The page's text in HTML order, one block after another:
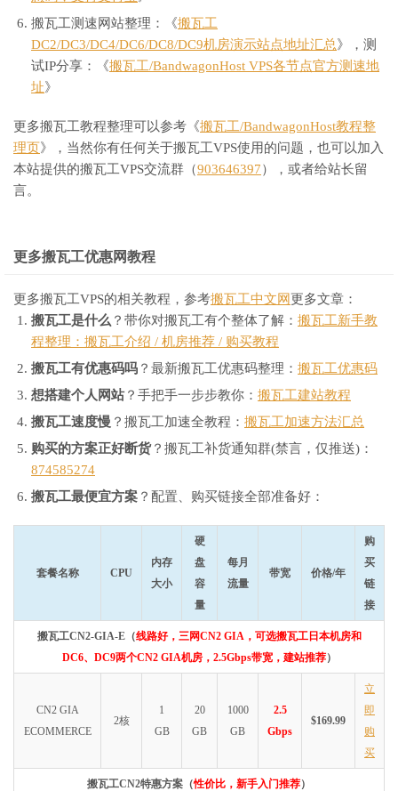
搬瓦工测速网站整理：《搬瓦工
DC2/DC3/DC4/DC6/DC8/DC9机房演示站点地址汇总》，测
试IP分享：《搬瓦工/BandwagonHost VPS各节点官方测速地
址》
更多搬瓦工教程整理可以参考《搬瓦工/BandwagonHost教程整
理页》，当然你有任何关于搬瓦工VPS使用的问题，也可以加入
本站提供的搬瓦工VPS交流群（903646397），或者给站长留
言。
更多搬瓦工优惠网教程
更多搬瓦工VPS的相关教程，参考搬瓦工中文网 更多文章：
搬瓦工是什么 ？带你对搬瓦工有个整体了解： 搬瓦工新手教
程整理：搬瓦工介绍 / 机房推荐 / 购买教程
搬瓦工有优惠码吗 ？最新搬瓦工优惠码整理： 搬瓦工优惠码
想搭建个人网站？手把手一步步教你： 搬瓦工建站教程
搬瓦工速度慢 ？搬瓦工加速全教程： 搬瓦工加速方法汇总
购买的方案正好断货？搬瓦工补货通知群(禁言，仅推送)：
874585274
搬瓦工最便宜方案 ？配置、购买链接全部准备好：
套餐名称 CPU
内存
大小
硬
盘
容
量
每月
流量
带宽 价格/年
购
买
链
接
搬瓦工CN2-GIA-E（线路好，三网CN2 GIA，可选搬瓦工日本机房和
DC6、DC9两个CN2 GIA机房，2.5Gbps带宽，建站推荐）
CN2 GIA
ECOMMERCE
2核
1
GB
20
GB
1000
GB
2.5
Gbps
$169.99
立
即
购
买
搬瓦工CN2特惠方案（性价比，新手入门推荐）